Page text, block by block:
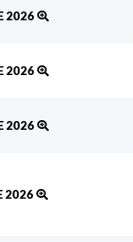
2026
2026
2026
2026